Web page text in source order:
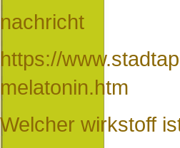
nachricht
https://
melatonin.htm
Welcher wirkstoff